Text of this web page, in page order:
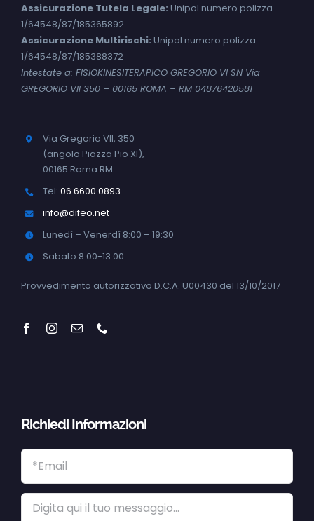
Assicurazione Tutela Legale: Unipol numero polizza
1/64548/87/185365892
Assicurazione Multirischi: Unipol numero polizza
1/64548/87/185388372
Intestate a: FISIOKINESITERAPICO GREGORIO VI SN Via
GREGORIO VII 350 – 00165 ROMA – RM 04876420581
Via Gregorio VII, 350
(angolo Piazza Pio XI),
00165 Roma RM
Tel: 06 6600 0893
info@difeo.net
Lunedí – Venerdí 8:00 – 19:30
Sabato 8:00-13:00
Provvedimento autorizzativo D.C.A. U00430 del 13/10/2017
Richiedi Informazioni